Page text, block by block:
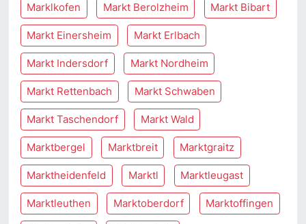
Marklkofen Markt Berolzheim Markt Bibart
Markt Einersheim Markt Erlbach
Markt Indersdorf Markt Nordheim
Markt Rettenbach Markt Schwaben
Markt Taschendorf Markt Wald
Marktbergel Marktbreit Marktgraitz
Marktheidenfeld Marktl Marktleugast
Marktleuthen Marktoberdorf Marktoffingen